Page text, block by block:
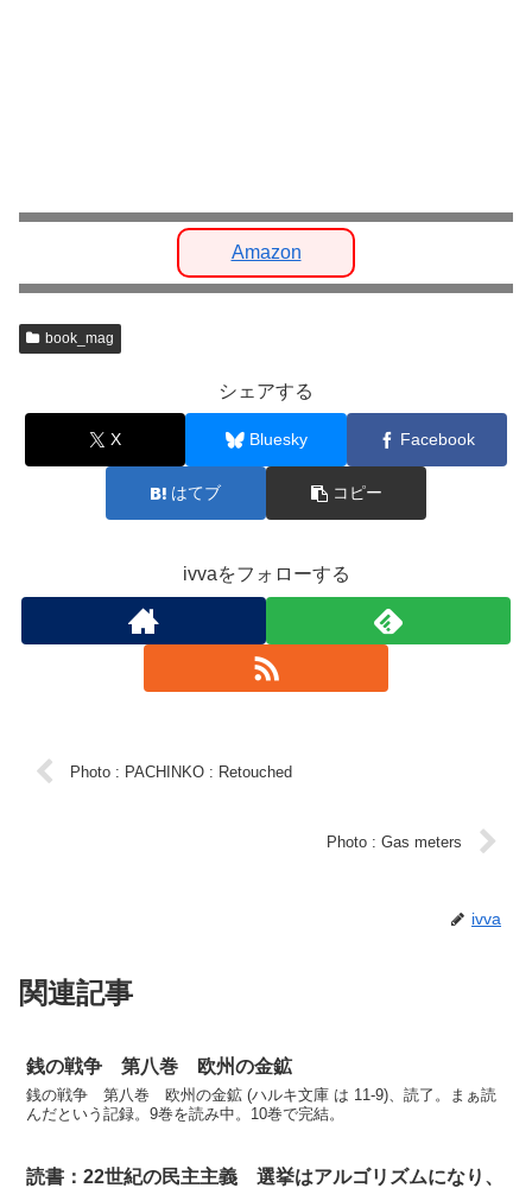
Amazon
book_mag
シェアする
X Bluesky Facebook
はてブ コピー
ivvaをフォローする
Photo : PACHINKO : Retouched
Photo : Gas meters
ivva
関連記事
銭の戦争 第八巻 欧州の金鉱
銭の戦争 第八巻 欧州の金鉱 (ハルキ文庫 は 11-9)、読了。まぁ読
んだという記録。9巻を読み中。10巻で完結。
読書：22世紀の民主主義 選挙はアルゴリズムになり、